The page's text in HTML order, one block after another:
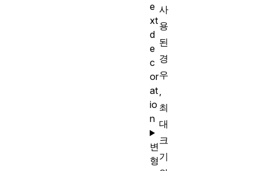
사
용
된
경
우
,
최
대
크
기
e
xt
d
e
c
or
at
io
n
변
형